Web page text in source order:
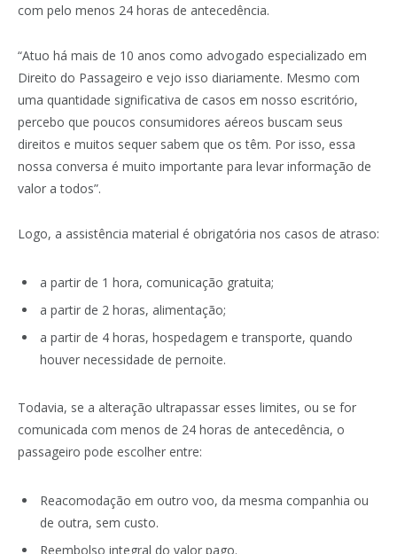
com pelo menos 24 horas de antecedência.
“Atuo há mais de 10 anos como advogado especializado em
Direito do Passageiro e vejo isso diariamente. Mesmo com
uma quantidade significativa de casos em nosso escritório,
percebo que poucos consumidores aéreos buscam seus
direitos e muitos sequer sabem que os têm. Por isso, essa
nossa conversa é muito importante para levar informação de
valor a todos”.
Logo, a assistência material é obrigatória nos casos de atraso:
a partir de 1 hora, comunicação gratuita;
a partir de 2 horas, alimentação;
a partir de 4 horas, hospedagem e transporte, quando
houver necessidade de pernoite.
Todavia, se a alteração ultrapassar esses limites, ou se for
comunicada com menos de 24 horas de antecedência, o
passageiro pode escolher entre:
Reacomodação em outro voo, da mesma companhia ou
de outra, sem custo.
Reembolso integral do valor pago.